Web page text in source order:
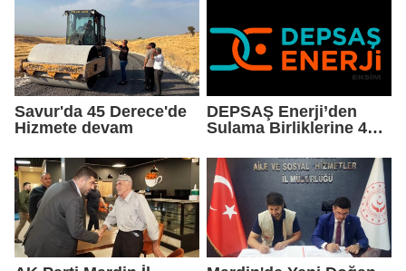
Savur'da 45 Derece'de
Hizmete devam
DEPSAŞ Enerji’den
Sulama Birliklerine 48